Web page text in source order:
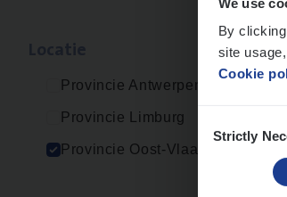
By
site
Cookie
Selection
Strictly
Provincie Antwerpen
Provincie Limburg
Provincie Oost-Vlaanderen